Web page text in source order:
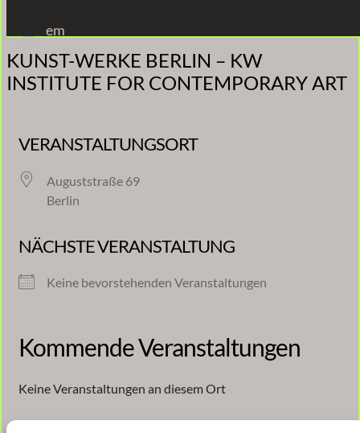
Inhalt
springen
em
KUNST-WERKE BERLIN – KW
INSTITUTE FOR CONTEMPORARY ART
VERANSTALTUNGSORT
Auguststraße 69
Berlin
NÄCHSTE VERANSTALTUNG
Keine bevorstehenden Veranstaltungen
Kommende Veranstaltungen
Keine Veranstaltungen an diesem Ort